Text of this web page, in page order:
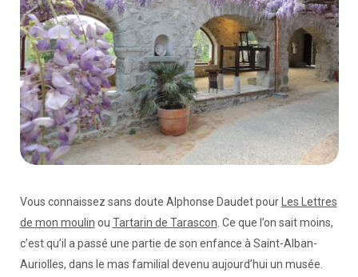
Vous connaissez sans doute Alphonse Daudet pour
Les Lettres
de mon moulin ou Tartarin de Tarascon . Ce que l’on sait moins,
c’est qu’il a passé une partie de son enfance à Saint-Alban-
Auriolles, dans le mas familial devenu aujourd’hui un musée.